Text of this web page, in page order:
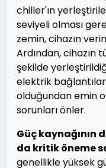
chiller'ın
seviyeli olması
zemin, cihazın
Ardından, cihazın
şekilde
elektrik
olduğundan emin
sorunları önler.
Güç kaynağının
da kritik öneme
genellikle yüksek